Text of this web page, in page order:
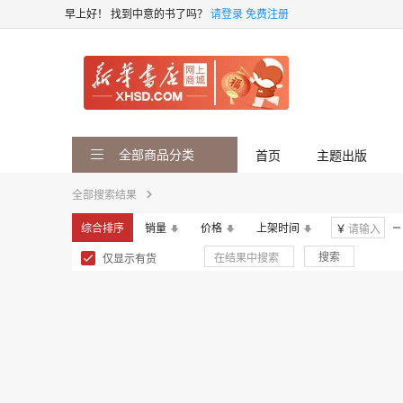
早上好！ 找到中意的书了吗？ 请登录免费注册
全部商品分类 首页 主题出版
全部搜索结果
综合排序 销量 价格 上架时间
￥
仅显示有货
搜索